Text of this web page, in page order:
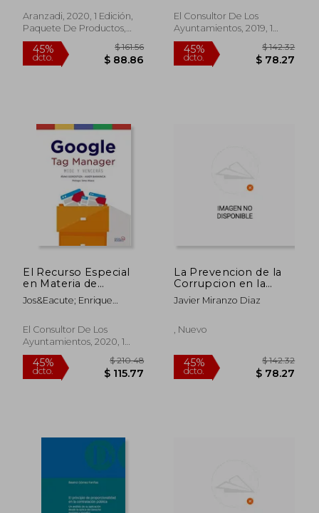
(Papel + E-Book)
(Monografía)
Aranzadi, 2020, 1 Edición,
Paquete De Productos,
Nuevo
C&Aacute;Mara
El Consultor De Los
Ayuntamientos, 2019, 1
Edición, Tapa Blanda,
Nuevo
El Recurso Especial
en Materia de
Contratación en el
Ámbito Local
Jos&Eacute; Enrique
El Consultor De Los
Ayuntamientos, 2020, 1
Edición, Tapa Blanda,
Nuevo
La Prevencion de la
Corrupcion en la
Contratacion Publica
Javier Miranzo Diaz
, Nuevo